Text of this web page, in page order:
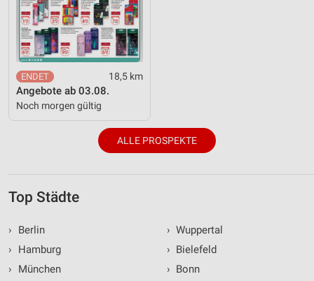
18,5 km
Angebote ab 03.08.
Noch morgen gültig
ALLE PROSPEKTE
Top Städte
›
Berlin
›
Hamburg
›
München
› Wuppertal
› Bielefeld
› Bonn